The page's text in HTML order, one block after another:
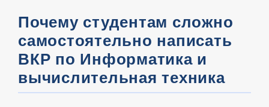
Почему студентам сложно
самостоятельно написать
ВКР по Информатика и
вычислительная техника